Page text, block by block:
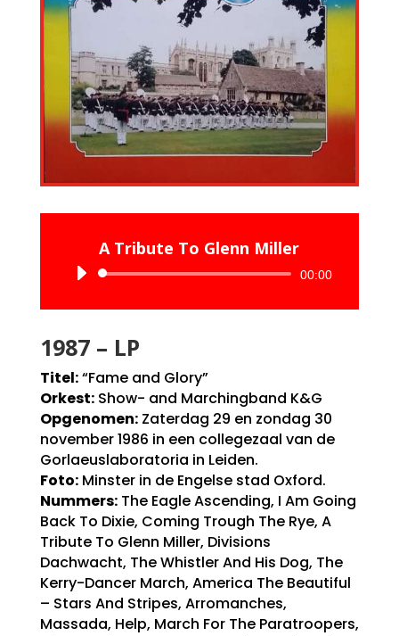
A Tribute To Glenn Miller
Audiospeler 00:00
1987 – LP
Titel:“Fame and Glory”
Orkest:Show- and Marchingband K&G
Opgenomen:Zaterdag 29 en zondag 30
november 1986 in een collegezaal van de
Gorlaeuslaboratoria in Leiden.
Foto:Minster in de Engelse stad Oxford.
Nummers:The Eagle Ascending, I Am Going
Back To Dixie, Coming Trough The Rye, A
Tribute To Glenn Miller, Divisions
Dachwacht, The Whistler And His Dog, The
Kerry-Dancer March, America The Beautiful
– Stars And Stripes, Arromanches,
Massada, Help, March For The Paratroopers,